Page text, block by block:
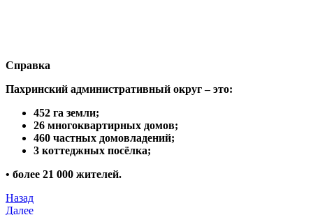
Справка
Пахринский административный округ – это:
452 га земли;
26 многоквартирных домов;
460 частных домовладений;
3 коттеджных посёлка;
• более 21 000 жителей.
Назад
Далее